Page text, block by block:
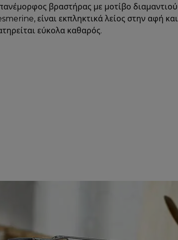
βραστήρας με μοτίβο διαμαντιού
είναι εκπληκτικά λείος στην αφή και
εύκολα καθαρός.